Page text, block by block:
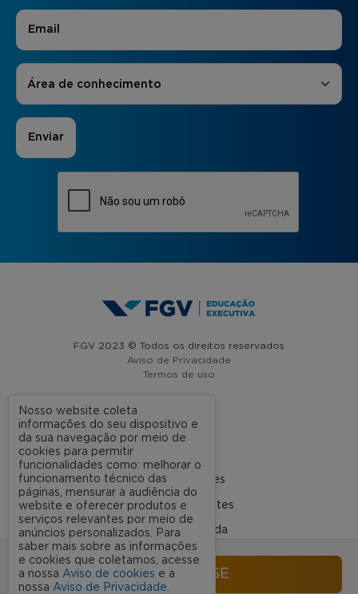
INSCREVA-SE
E-mail
Áreas de Interesse
Área de conhecimento
FGV 2023 © Todos os direitos reservados
Aviso de Privacidade
Termos de uso
A FGV
Nossas Unidades
Dúvidas Frequentes
Rede Conveniada
Ouvidoria Acadêmica
Nosso website coleta
informações do seu dispositivo e
da sua navegação por meio de
cookies para permitir
funcionalidades como: melhorar o
funcionamento técnico das
páginas, mensurar a audiência do
website e oferecer produtos e
serviços relevantes por meio de
anúncios personalizados. Para
saber mais sobre as informações
e cookies que coletamos, acesse
a nossa Aviso de cookies e a
nossa Aviso de Privacidade.